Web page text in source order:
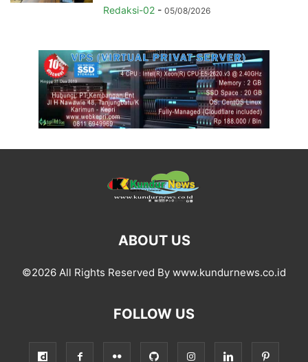
Redaksi-02 - 05/08/2026
ABOUT US
©2026 All Rights Reserved By www.kundurnews.co.id
FOLLOW US